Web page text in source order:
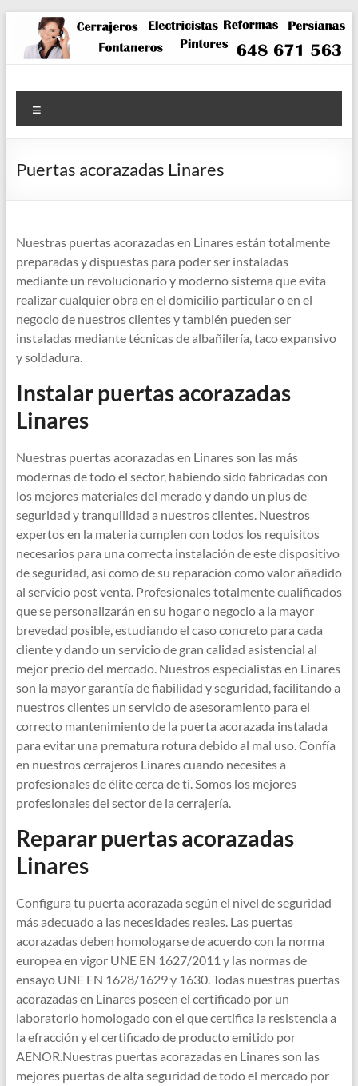
contenido
Puertas acorazadas Linares
Nuestras puertas acorazadas en Linares están totalmente
preparadas y dispuestas para poder ser instaladas
mediante un revolucionario y moderno sistema que evita
realizar cualquier obra en el domicilio particular o en el
negocio de nuestros clientes y también pueden ser
instaladas mediante técnicas de albañilería, taco expansivo
y soldadura.
Instalar puertas acorazadas
Linares
Nuestras puertas acorazadas en Linares son las más
modernas de todo el sector, habiendo sido fabricadas con
los mejores materiales del merado y dando un plus de
seguridad y tranquilidad a nuestros clientes. Nuestros
expertos en la materia cumplen con todos los requisitos
necesarios para una correcta instalación de este dispositivo
de seguridad, así como de su reparación como valor añadido
al servicio post venta. Profesionales totalmente cualificados
que se personalizarán en su hogar o negocio a la mayor
brevedad posible, estudiando el caso concreto para cada
cliente y dando un servicio de gran calidad asistencial al
mejor precio del mercado. Nuestros especialistas en Linares
son la mayor garantía de fiabilidad y seguridad, facilitando a
nuestros clientes un servicio de asesoramiento para el
correcto mantenimiento de la puerta acorazada instalada
para evitar una prematura rotura debido al mal uso. Confía
en nuestros cerrajeros Linares cuando necesites a
profesionales de élite cerca de ti. Somos los mejores
profesionales del sector de la cerrajería.
Reparar puertas acorazadas
Linares
Configura tu puerta acorazada según el nivel de seguridad
más adecuado a las necesidades reales. Las puertas
acorazadas deben homologarse de acuerdo con la norma
europea en vigor UNE EN 1627/2011 y las normas de
ensayo UNE EN 1628/1629 y 1630. Todas nuestras puertas
acorazadas en Linares poseen el certificado por un
laboratorio homologado con el que certifica la resistencia a
la efracción y el certificado de producto emitido por
AENOR.Nuestras puertas acorazadas en Linares son las
mejores puertas de alta seguridad de todo el mercado por